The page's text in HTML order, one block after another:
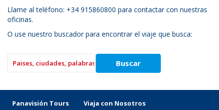
Llame al teléfono: +34 915860800 para contactar con nuestras
oficinas.
O use nuestro buscador para encontrar el viaje que busca:
Panavisión Tours Viaja con Nosotros